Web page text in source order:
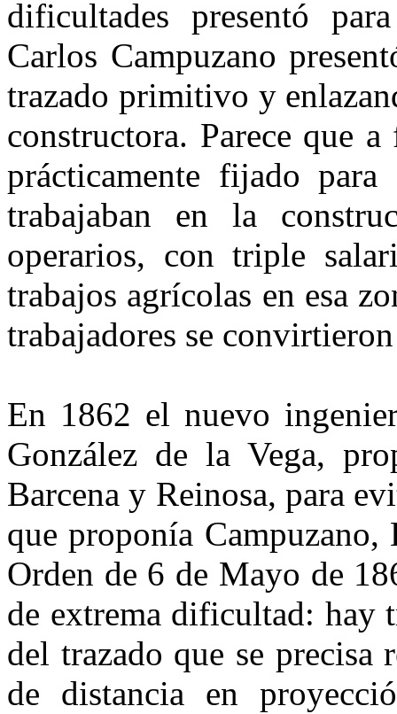
dificultades presentó
Carlos Campuzano
trazado primitivo y
constructora. Parece que
prácticamente fijado
trabajaban en la
operarios, con triple
trabajos agrícolas en esa
trabajadores se
En 1862 el nuevo
González de la Vega,
Barcena y Reinosa, para
que proponía
Orden de 6 de Mayo de
de extrema dificultad: hay
del trazado que se
de distancia en